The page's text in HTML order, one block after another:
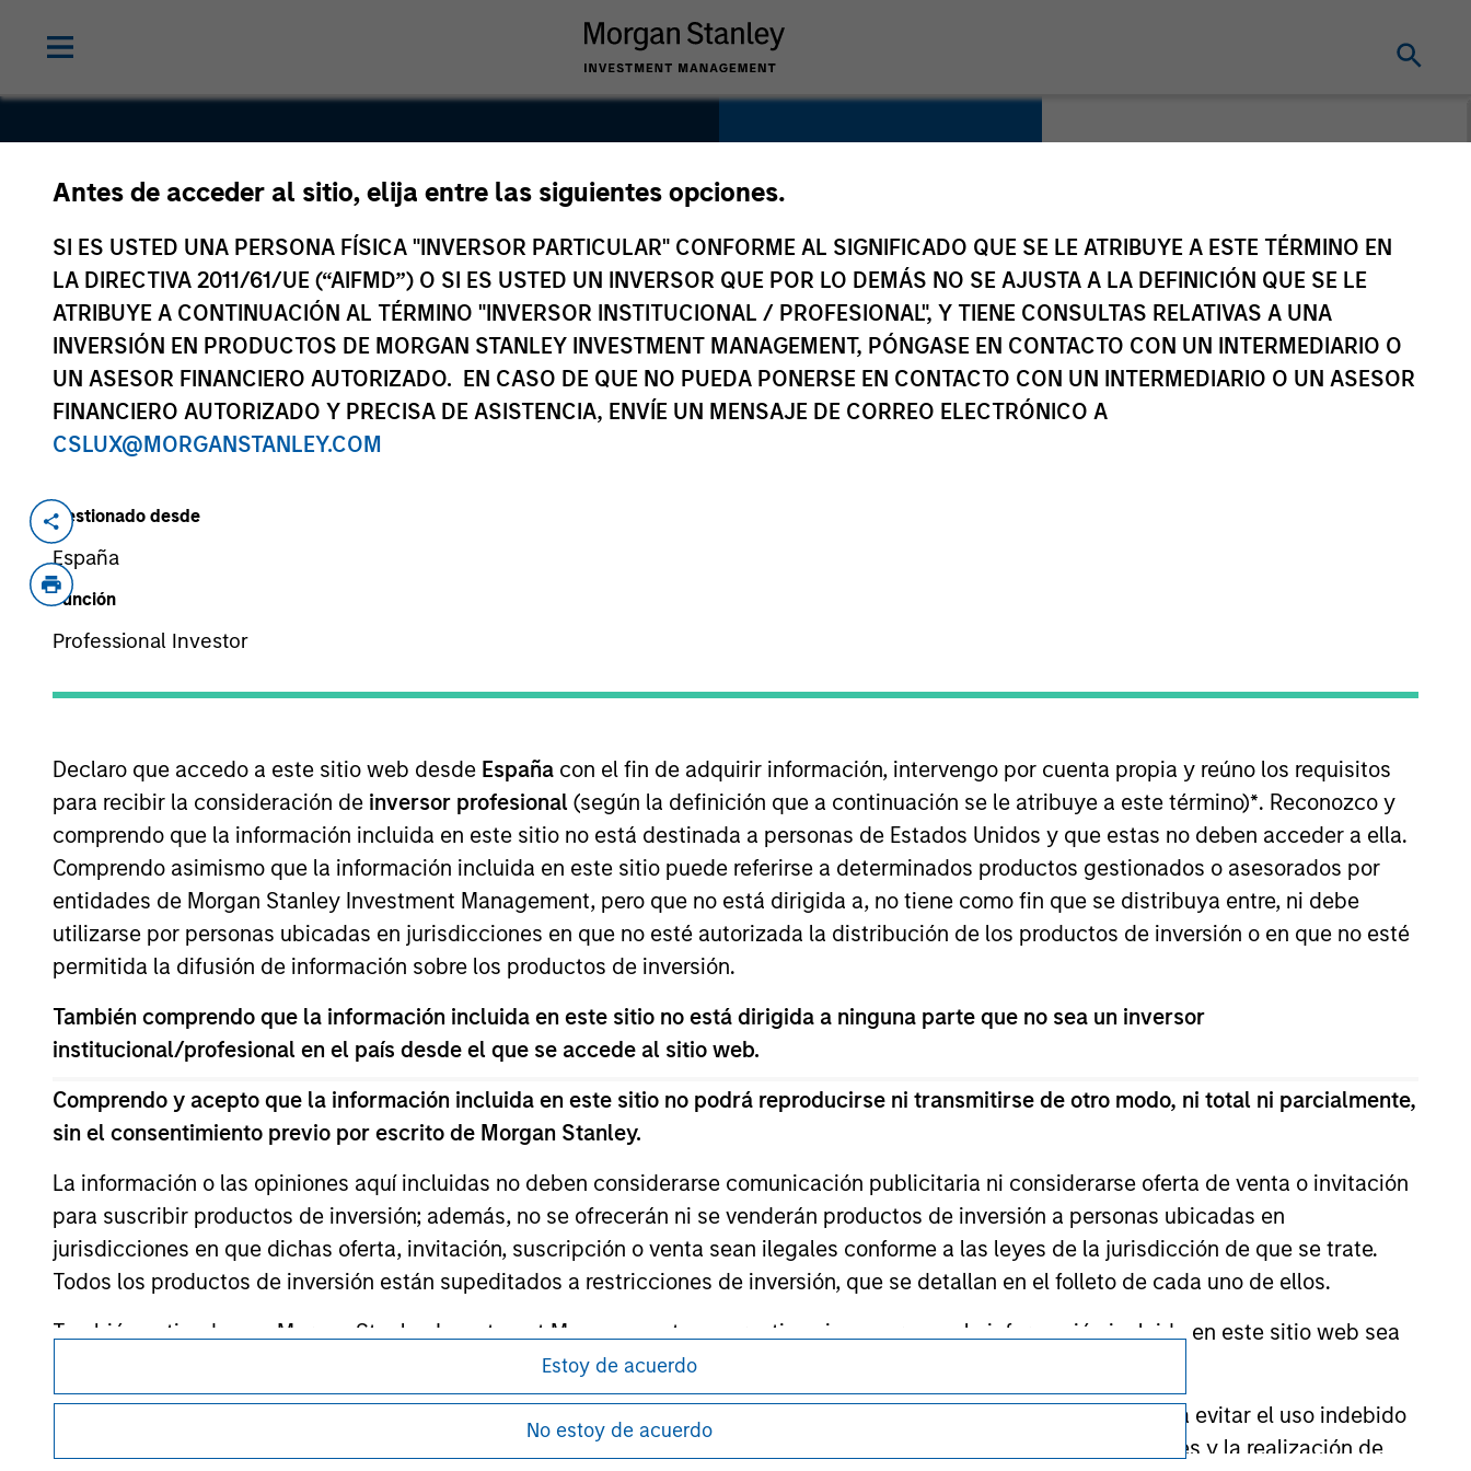
Antes de acceder al sitio, elija entre las siguientes opciones.
SI ES USTED UNA PERSONA FÍSICA "INVERSOR PARTICULAR" CONFORME AL SIGNIFICADO QUE SE LE ATRIBUYE A ESTE TÉRMINO EN
LA DIRECTIVA 2011/61/UE (“AIFMD”) O SI ES USTED UN INVERSOR QUE POR LO DEMÁS NO SE AJUSTA A LA DEFINICIÓN QUE SE LE
ATRIBUYE A CONTINUACIÓN AL TÉRMINO "INVERSOR INSTITUCIONAL / PROFESIONAL", Y TIENE CONSULTAS RELATIVAS A UNA
INVERSIÓN EN PRODUCTOS DE MORGAN STANLEY INVESTMENT MANAGEMENT, PÓNGASE EN CONTACTO CON UN INTERMEDIARIO O
UN ASESOR FINANCIERO AUTORIZADO. EN CASO DE QUE NO PUEDA PONERSE EN CONTACTO CON UN INTERMEDIARIO O UN ASESOR
FINANCIERO AUTORIZADO Y PRECISA DE ASISTENCIA, ENVÍE UN MENSAJE DE CORREO ELECTRÓNICO A
CSLUX@MORGANSTANLEY.COM
Gestionado desde
España
Función
Professional Investor
Declaro que accedo a este sitio web desde España con el fin de adquirir información, intervengo por cuenta propia y reúno los requisitos
para recibir la consideración de inversor profesional (según la definición que a continuación se le atribuye a este término)*. Reconozco y
comprendo que la información incluida en este sitio no está destinada a personas de Estados Unidos y que estas no deben acceder a ella.
Comprendo asimismo que la información incluida en este sitio puede referirse a determinados productos gestionados o asesorados por
entidades de Morgan Stanley Investment Management, pero que no está dirigida a, no tiene como fin que se distribuya entre, ni debe
utilizarse por personas ubicadas en jurisdicciones en que no esté autorizada la distribución de los productos de inversión o en que no esté
permitida la difusión de información sobre los productos de inversión.
También comprendo que la información incluida en este sitio no está dirigida a ninguna parte que no sea un inversor
institucional/profesional en el país desde el que se accede al sitio web.
Comprendo y acepto que la información incluida en este sitio no podrá reproducirse ni transmitirse de otro modo, ni total ni parcialmente,
sin el consentimiento previo por escrito de Morgan Stanley.
La información o las opiniones aquí incluidas no deben considerarse comunicación publicitaria ni considerarse oferta de venta o invitación
para suscribir productos de inversión; además, no se ofrecerán ni se venderán productos de inversión a personas ubicadas en
jurisdicciones en que dichas oferta, invitación, suscripción o venta sean ilegales conforme a las leyes de la jurisdicción de que se trate.
Todos los productos de inversión están supeditados a restricciones de inversión, que se detallan en el folleto de cada uno de ellos.
También entiendo que Morgan Stanley Investment Management no garantiza ni asegura que la información incluida en este sitio web sea
exacta, completa o adecuada para un fin en particular.
Morgan Stanley Investment Management Limited impone obligaciones a los profesionales del sector financiero para evitar el uso indebido
de fondos de inversión para el blanqueo de capitales, incluidos procedimientos para la identificación de suscriptores y la realización de
Estoy de acuerdo
No estoy de acuerdo
Eversholt Rail
Group
Transportation
United Kingdom
Strategic Purchase
As of August 21, 2025. The above is provided for informational and educational purposes only. There is no guarantee that the investment mentioned
resulted in positive performance (for realized holdings), or will perform well in the future (for current holdings). The trademarks and service marks
above are the property of their respective owners. The information on this website has not been authorized, sponsored, or otherwise approved by
such owners. By clicking on any links shown here, you agree that you are navigating to a third party site. We are providing these hyperlinks to you
only as a convenience and the inclusion of any hyperlink is not and does not imply any endorsement, approval, investigation, verification or
monitoring by us of any information contained in any hyperlinked site. In no event shall we be responsible for the information contained on the site
or your use of such site
Morgan Stanley Careers
Es importante que los usuarios lean las Condiciones de uso antes de proceder, ya que explican ciertas
restricciones legales y reglamentarias aplicables a la difusión de la información relativa a los productos
Privacidad
Your Privacy Choices